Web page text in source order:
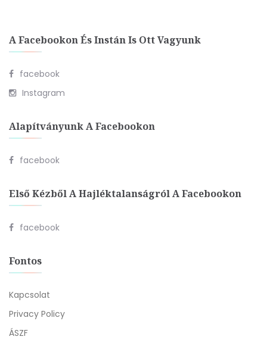
A Facebookon És Instán Is Ott Vagyunk
facebook
Instagram
Alapítványunk A Facebookon
facebook
Első Kézből A Hajléktalanságról A Facebookon
facebook
Fontos
Kapcsolat
Privacy Policy
ÁSZF